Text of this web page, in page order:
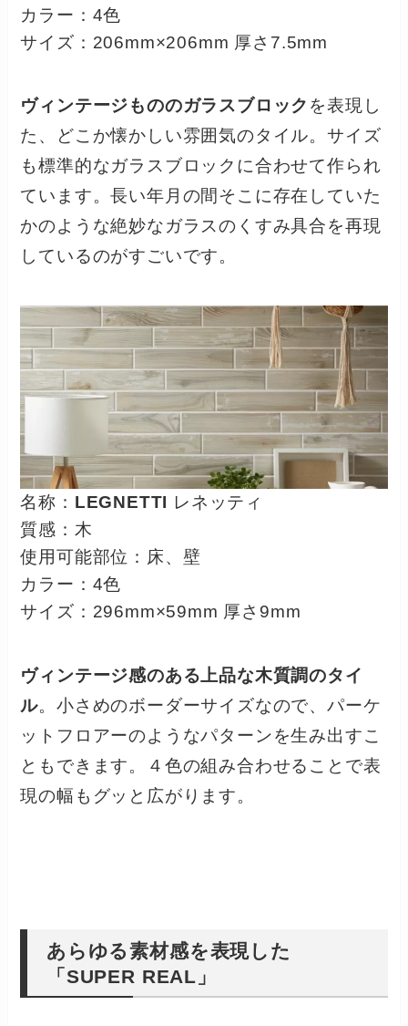
カラー：4色
サイズ：206mm×206mm 厚さ7.5mm
ヴィンテージもののガラスブロック を表現し
た、どこか懐かしい雰囲気のタイル。サイズ
も標準的なガラスブロックに合わせて作られ
ています。長い年月の間そこに存在していた
かのような絶妙なガラスのくすみ具合を再現
しているのがすごいです。
名称： LEGNETTI レネッティ
質感：木
使用可能部位：床、壁
カラー：4色
サイズ：296mm×59mm 厚さ9mm
ヴィンテージ感のある上品な木質調のタイ
ル。小さめのボーダーサイズなので、パーケ
ットフロアーのようなパターンを生み出すこ
ともできます。４色の組み合わせることで表
現の幅もグッと広がります。
あらゆる素材感を表現した
「SUPER REAL」